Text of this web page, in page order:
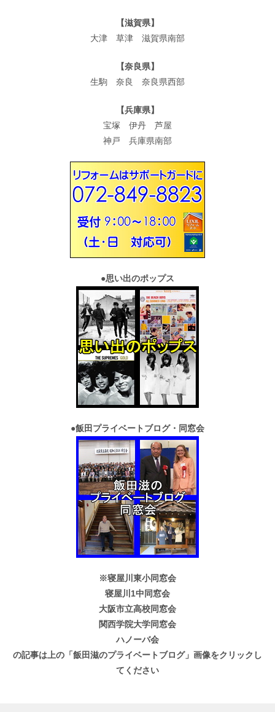
【滋賀県】
大津 草津 滋賀県南部
【奈良県】
生駒 奈良 奈良県西部
【兵庫県】
宝塚 伊丹 芦屋
神戸 兵庫県南部
●思い出のポップス
●飯田プライベートブログ・同窓会
※寝屋川東小同窓会
寝屋川1中同窓会
大阪市立高校同窓会
関西学院大学同窓会
ハノーバ会
の記事は上の「飯田滋のプライベートブログ」画像をクリックし
てください